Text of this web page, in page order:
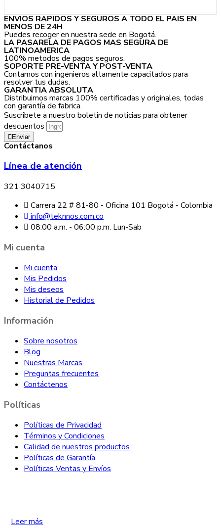
Leer más
ENVIOS RAPIDOS Y SEGUROS A TODO EL PAÍS EN
MENOS DE 24H
Puedes recoger en nuestra sede en Bogotá.
LA PASARELA DE PAGOS MAS SEGURA DE
LATINOAMERICA
100% metodos de pagos seguros.
SOPORTE PRE-VENTA Y POST-VENTA
Contamos con ingenieros altamente capacitados para
resolver tus dudas.
GARANTIA ABSOLUTA
Distribuimos marcas 100% certificadas y originales, todas
con garantía de fabrica.
Suscribete a nuestro boletin de noticias para obtener
descuentos
Enviar
Contáctanos
Línea de atención
321 3040715
Carrera 22 # 81-80 - Oficina 101 Bogotá - Colombia
info@teknnos.com.co
08:00 a.m. - 06:00 p.m. Lun-Sab
Mi cuenta
Mi cuenta
Mis Pedidos
Mis deseos
Historial de Pedidos
Información
Sobre nosotros
Blog
Nuestras Marcas
Preguntas frecuentes
Contáctenos
Políticas
Políticas de Privacidad
Términos y Condiciones
Calidad de nuestros productos
Políticas de Garantía
Políticas Ventas y Envíos